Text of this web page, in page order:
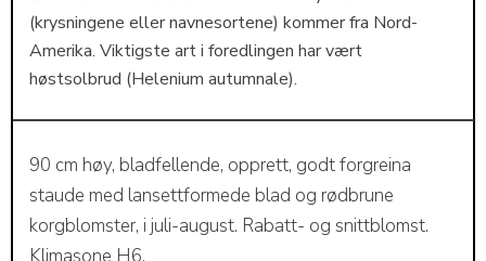
(krysningene eller navnesortene) kommer fra Nord-
Amerika. Viktigste art i foredlingen har vært
høstsolbrud (Helenium autumnale).
90 cm høy, bladfellende, opprett, godt forgreina
staude med lansettformede blad og rødbrune
korgblomster, i juli-august. Rabatt- og snittblomst.